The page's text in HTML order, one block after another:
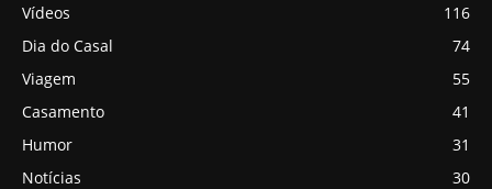
Vídeos
116
Dia do Casal
74
Viagem
55
Casamento
41
Humor
31
Notícias
30